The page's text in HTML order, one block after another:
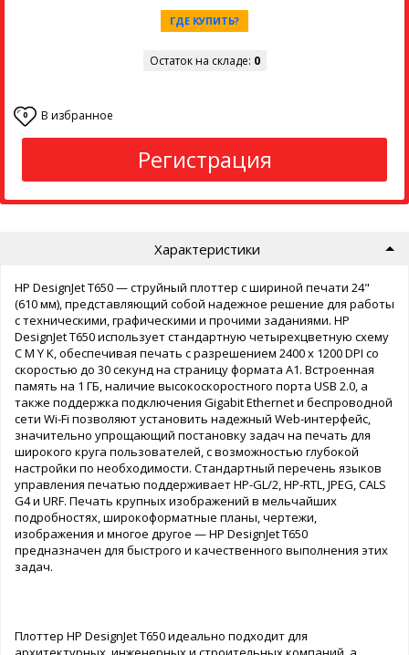
ГДЕ КУПИТЬ?
Остаток на складе: 0
0 В избранное
Регистрация
Характеристики
HP DesignJet T650 — струйный плоттер с шириной печати 24"
(610 мм), представляющий собой надежное решение для работы
с техническими, графическими и прочими заданиями. HP
DesignJet T650 использует стандартную четырехцветную схему
C M Y K, обеспечивая печать с разрешением 2400 x 1200 DPI со
скоростью до 30 секунд на страницу формата A1. Встроенная
память на 1 ГБ, наличие высокоскоростного порта USB 2.0, а
также поддержка подключения Gigabit Ethernet и беспроводной
сети Wi-Fi позволяют установить надежный Web-интерфейс,
значительно упрощающий постановку задач на печать для
широкого круга пользователей, с возможностью глубокой
настройки по необходимости. Стандартный перечень языков
управления печатью поддерживает HP-GL/2, HP-RTL, JPEG, CALS
G4 и URF. Печать крупных изображений в мельчайших
подробностях, широкоформатные планы, чертежи,
изображения и многое другое — HP DesignJet T650
предназначен для быстрого и качественного выполнения этих
задач.
Плоттер HP DesignJet T650 идеально подходит для